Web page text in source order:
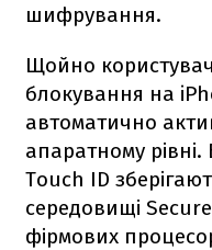
шифрування.
Щойно
блокування на
автоматично
апаратному рівні.
Touch ID
середовищі
фірмових